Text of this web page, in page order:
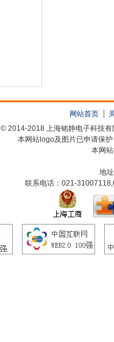
网站首页
2014-2018 上海铭静电子科技
本网站logo及图片已申请保
本网
地
联系电话：021-